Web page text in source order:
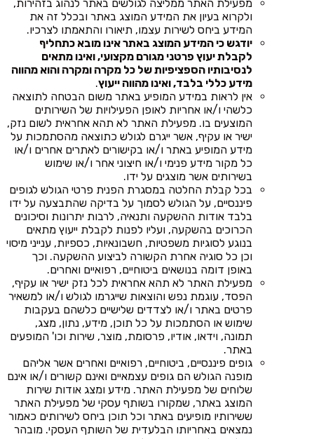
מפעילת האתר ממליצה לגולשים באתר לנהוג בזהירות,
ולקרוא בעיון את המידע המוצג באתר ובכלל זה את
המידע ביחס לשירות עצמו, תיאורו והתאמתו לצרכיו.
יודגש כי המידע המוצג באתר אינו מובא כתחליף
לקבלת יעוץ פרטני מגורם מקצועי, ואינו מתאים
לנסיבותיו הספציפיות של כל מקרה ומקרה והוא מהווה
מידע כללי בלבד, ואינו מהווה ייעוץ.
אין לראות במידע המופיע באתר משום הבטחה לתוצאה
כלשהי ו/או אחריות לאופן הפעילויות של השירותים
המוצעים בו. מפעילת האתר לא תהא אחראית לשום נזק,
ישיר או עקיף, אשר ייגרם לגולש כתוצאה מהסתמכות על
מידע המופיע באתר ו/או בקישורים לאתרים אחרים ו/או
כל מקור מידע פנימי ו/או חיצוני אחר ו/או שימוש
בשירותים אשר מוצגים על ידו.
בכל קבלת החלטה במסגרת הפנית פרטי הגולש לגופים
פיננסיים, על הגולש לסמוך על בדיקה שהתבצעה על ידו
בלבד אודות ההשקעה ותנאיה, לרבות יתרונות וסיכונים
הכרוכים בהשקעה, ועליו לפנות לקבלת ייעוץ מתאים
בנוגע לסוגיות משפטיות, חשבונאיות, כספיות, ענייני מיסוי
וכן כל סוגיה אחרת הקשורה לביצוע ההשקעה. וכך
באופן דומה בנושאים ביטוחיים, רפואיים ואחרים.
מפעילת האתר לא תהא אחראית לכל נזק ישיר או עקיף,
הפסד, עוגמת נפש והוצאות שייגרמו לגולש ו/או למשאיר
פרטים באתר ו/או לצדדים שלישיים כלשהם בעקבות
שימוש או הסתמכות על כל תוכן, מידע, נתון, מצג,
תמונה, וידאו, אודיו, פרסומת, מוצר, שירות וכו' המופעים
באתר.
גופים פיננסיים, ביטוחיים, רפואיים ואחרים אשר אליהם
מופנה הגולש הם גופים עצמאיים ואינם קשורים ו/או אינם
שלוחים של מפעילת האתר. מידע ומצג אודות שירות
המוצג באתר, שמקורו בשותף עסקי של מפעילת האתר
ששירותיו מופיעים באתר וכל תוכן ביחס לשירותים כאמור
נמצאים באחריותו הבלעדית של השותף העסקי. מובהר